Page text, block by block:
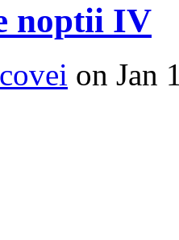
noptii IV
on Jan